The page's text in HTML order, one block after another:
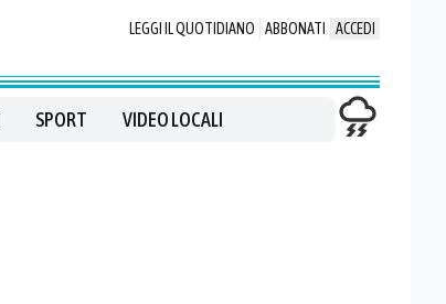
LEGGI IL QUOTIDIANO ABBONATI ACCEDI
SPORT VIDEO LOCALI